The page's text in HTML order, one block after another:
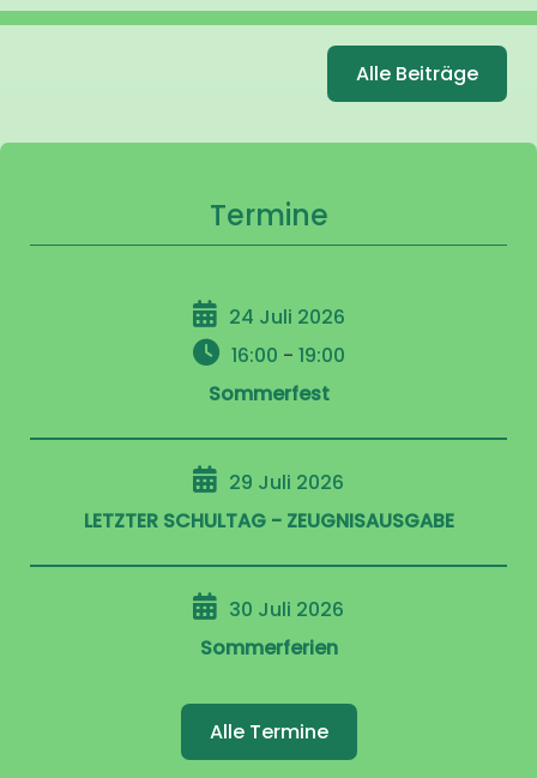
Alle Beiträge
Termine
24 Juli 2026
16:00 - 19:00
Sommerfest
29 Juli 2026
LETZTER SCHULTAG - ZEUGNISAUSGABE
30 Juli 2026
Sommerferien
Alle Termine